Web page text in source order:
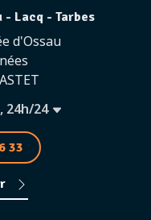
- Lacq - Tarbes
d'Ossau
24h/24
33